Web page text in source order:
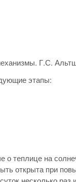
Г.С.
этапы:
о теплице на
открыта при